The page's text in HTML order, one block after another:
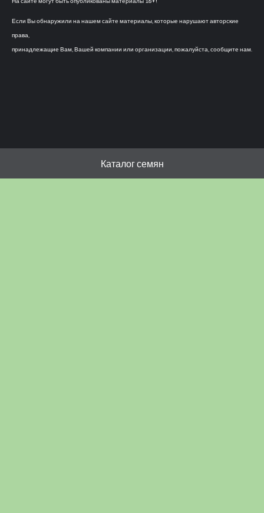
Если Вы обнаружили на нашем сайте материалы, которые нарушают авторские
права,
принадлежащие Вам, Вашей компании или организации, пожалуйста, сообщите нам.
Каталог семян